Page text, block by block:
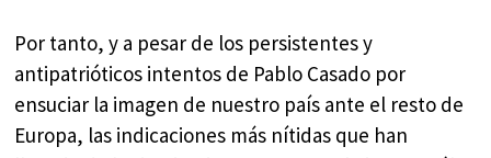
Por tanto, y a pesar de los persistentes y
antipatrióticos intentos de Pablo Casado por
ensuciar la imagen de nuestro país ante el resto de
Europa, las indicaciones más nítidas que han